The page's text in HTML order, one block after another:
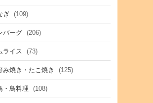
ぎ (109)
バーグ (206)
ライス (73)
み焼き・たこ焼き (125)
・鳥料理 (108)